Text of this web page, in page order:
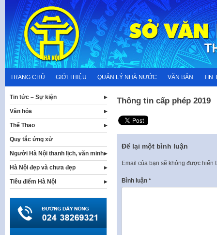
content
TRANG CHỦ GIỚI THIỆU QUẢN LÝ NHÀ NƯỚC VĂN BẢN TIN
Thông tin cấp phép 2019
Để lại một bình luận
Email của bạn sẽ không được hiển
Bình luận *
Tin tức – Sự kiện
Văn hóa
Thể Thao
Quy tắc ứng xử
Người Hà Nội thanh lịch, văn minh
Hà Nội đẹp và chưa đẹp
Tiêu điểm Hà Nội